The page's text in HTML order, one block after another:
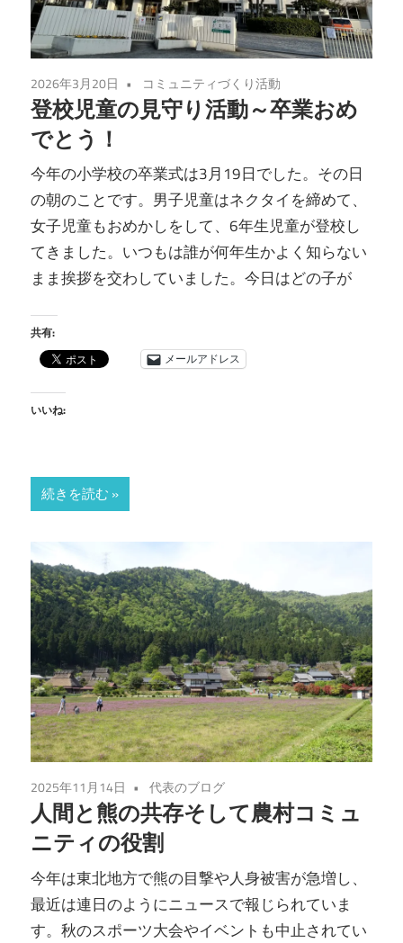
2026年3月20日 コミュニティづくり活動
登校児童の見守り活動～卒業おめ
でとう！
今年の小学校の卒業式は3月19日でした。その日
の朝のことです。男子児童はネクタイを締めて、
女子児童もおめかしをして、6年生児童が登校し
てきました。いつもは誰が何年生かよく知らない
まま挨拶を交わしていました。今日はどの子が
共有:
メールアドレス
いいね:
続きを読む
2025年11月14日 代表のブログ
人間と熊の共存そして農村コミュ
ニティの役割
今年は東北地方で熊の目撃や人身被害が急増し、
最近は連日のようにニュースで報じられていま
す。秋のスポーツ大会やイベントも中止されてい